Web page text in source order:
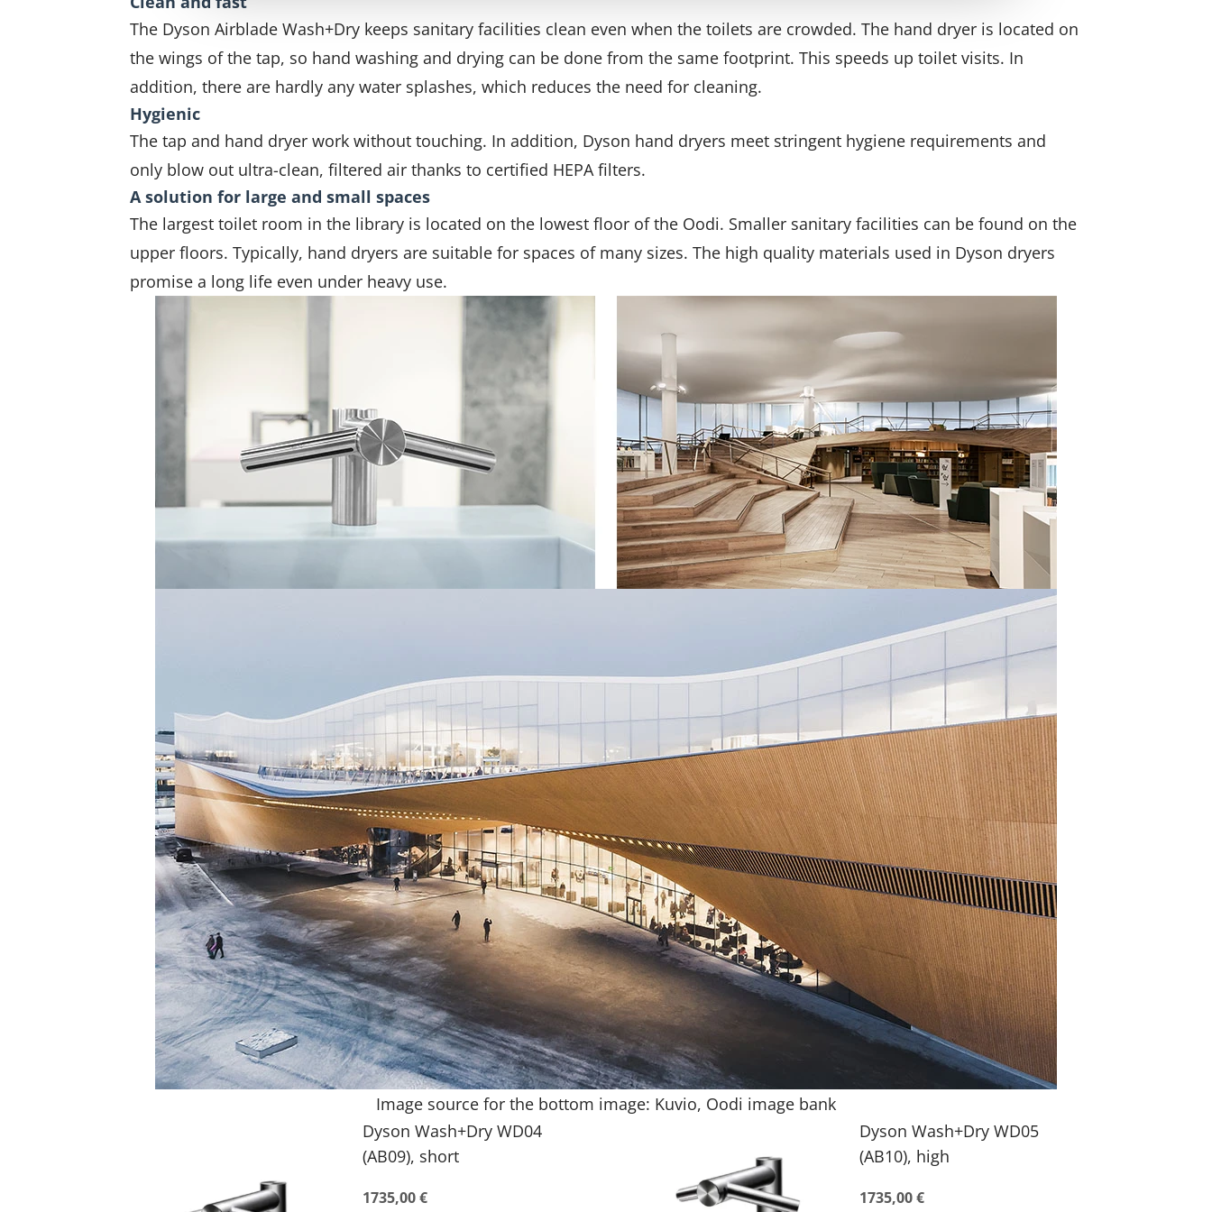
The Dyson Airblade Wash+Dry keeps sanitary facilities clean even when the toilets are crowded. The hand dryer is located on
the wings of the tap, so hand washing and drying can be done from the same footprint. This speeds up toilet visits. In
addition, there are hardly any water splashes, which reduces the need for cleaning.
Hygienic
The tap and hand dryer work without touching. In addition, Dyson hand dryers meet stringent hygiene requirements and
only blow out ultra-clean, filtered air thanks to certified HEPA filters.
A solution for large and small spaces
The largest toilet room in the library is located on the lowest floor of the Oodi. Smaller sanitary facilities can be found on the
upper floors. Typically, hand dryers are suitable for spaces of many sizes. The high quality materials used in Dyson dryers
promise a long life even under heavy use.
Image source for the bottom image: Kuvio, Oodi image bank
Dyson Wash+Dry WD04
(AB09), short
1735,00 €
Dyson Wash+Dry WD05
(AB10), high
1735,00 €